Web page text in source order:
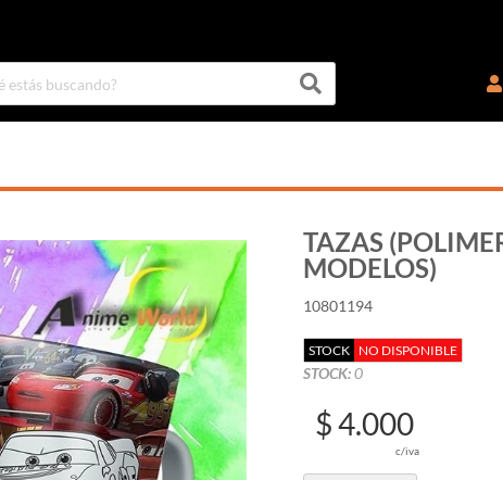
TAZAS
MODELOS)
10801194
STOCK NO DISPONIBLE
STOCK:0
$ 4.000
c/iva